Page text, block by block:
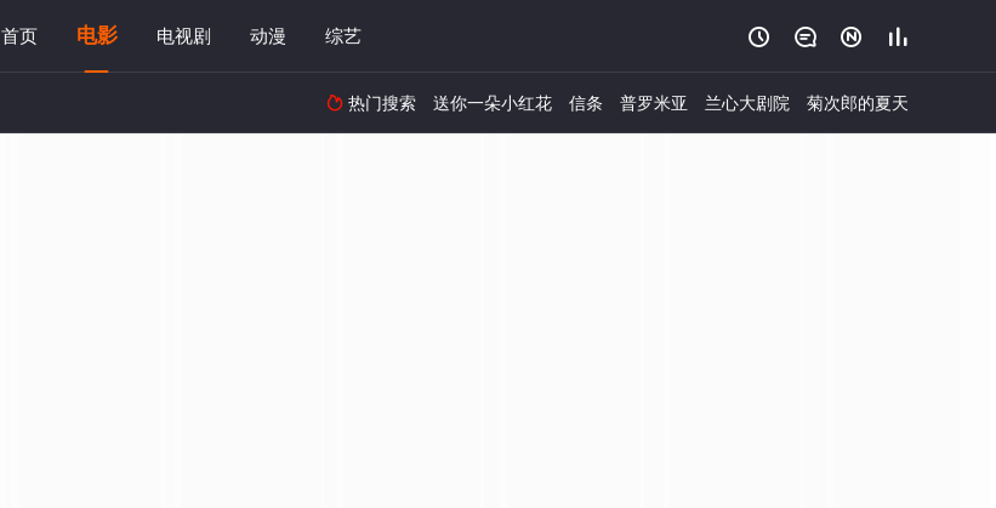
首页 电影 电视剧 动漫 综艺    
 热门搜索 送你一朵小红花 信条 普罗米亚 兰心大剧院 菊次郎的夏天